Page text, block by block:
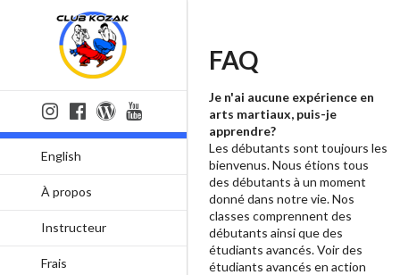
English
À propos
Instructeur
Frais
FAQ
Je n'ai aucune expérience en
arts martiaux, puis-je
apprendre?
Les débutants sont toujours les
bienvenus. Nous étions tous
des débutants à un moment
donné dans notre vie. Nos
classes comprennent des
débutants ainsi que des
étudiants avancés. Voir des
étudiants avancés en action